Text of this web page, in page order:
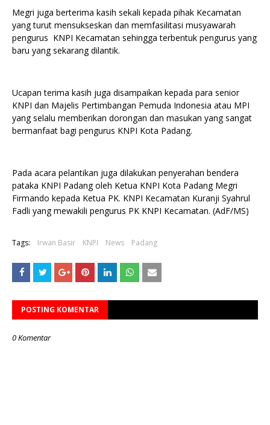
Megri juga berterima kasih sekali kepada pihak Kecamatan
yang turut mensukseskan dan memfasilitasi musyawarah
pengurus KNPI Kecamatan sehingga terbentuk pengurus yang
baru yang sekarang dilantik.
Ucapan terima kasih juga disampaikan kepada para senior
KNPI dan Majelis Pertimbangan Pemuda Indonesia atau MPI
yang selalu memberikan dorongan dan masukan yang sangat
bermanfaat bagi pengurus KNPI Kota Padang.
Pada acara pelantikan juga dilakukan penyerahan bendera
pataka KNPI Padang oleh Ketua KNPI Kota Padang Megri
Firmando kepada Ketua PK. KNPI Kecamatan Kuranji Syahrul
Fadli yang mewakili pengurus PK KNPI Kecamatan. (AdF/MS)
Tags: Irwan Basir KNPI News Padang
POSTING KOMENTAR
0 Komentar